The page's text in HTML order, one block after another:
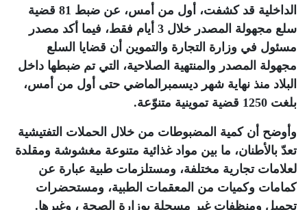
الداخلية قد كشفت، أول من أمس، عن ضبط 81 قضية
سلع مجهولة المصدر خلال 3 أيام فقط، فيما أكد مصدر
مسئول في وزارة التجارة والتموين أن قضايا السلع
مجهولة المصدر والمنتهية الصلاحية، التي تم ضبطها داخل
البلاد منذ نهاية شهر ديسمبرالماضي حتى أول من أمس،
بلغت 1250 قضية تموينية متنوّعة.
وأوضح أن كمية المضبوطات من خلال الحملات التفتيشية
تعدّ بالأطنان، ما بين مواد غذائية متنوعة مغشوشة ومقلدة
لعلامات تجارية مختلفة، ومستلزمات طبية عبارة عن
كمامات وكميات من المعقمات الطبية، ومستحضرات
تجميل ومنظفات غير مسجلة بوزارة الصحة ، وغيرها.